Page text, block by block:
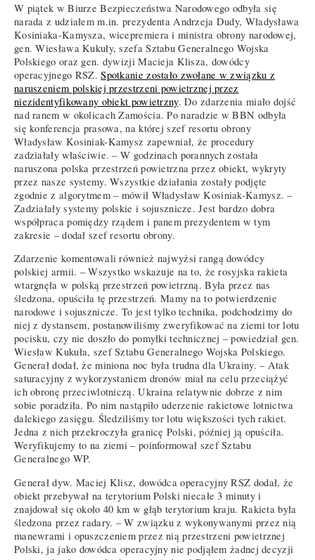
W piątek w Biurze Bezpieczeństwa Narodowego odbyła się
narada z udziałem m.in. prezydenta Andrzeja Dudy, Władysława
Kosiniaka-Kamysza, wicepremiera i ministra obrony narodowej,
gen. Wiesława Kukuły, szefa Sztabu Generalnego Wojska
Polskiego oraz gen. dywizji Macieja Klisza, dowódcy
operacyjnego RSZ.Spotkanie zostało zwołane w związku z
naruszeniem polskiej przestrzeni powietrznej przez
niezidentyfikowany obiekt powietrzny. Do zdarzenia miało dojść
nad ranem w okolicach Zamościa. Po naradzie w BBN odbyła
się konferencja prasowa, na której szef resortu obrony
Władysław Kosiniak-Kamysz zapewniał, że procedury
zadziałały właściwie. – W godzinach porannych została
naruszona polska przestrzeń powietrzna przez obiekt, wykryty
przez nasze systemy. Wszystkie działania zostały podjęte
zgodnie z algorytmem – mówił Władysław Kosiniak-Kamysz. –
Zadziałały systemy polskie i sojusznicze. Jest bardzo dobra
współpraca pomiędzy rządem i panem prezydentem w tym
zakresie – dodał szef resortu obrony.
Zdarzenie komentowali również najwyżsi rangą dowódcy
polskiej armii. – Wszystko wskazuje na to, że rosyjska rakieta
wtargnęła w polską przestrzeń powietrzną. Była przez nas
śledzona, opuściła tę przestrzeń. Mamy na to potwierdzenie
narodowe i sojusznicze. To jest tylko technika, podchodzimy do
niej z dystansem, postanowiliśmy zweryfikować na ziemi tor lotu
pocisku, czy nie doszło do pomyłki technicznej – powiedział gen.
Wiesław Kukuła, szef Sztabu Generalnego Wojska Polskiego.
Generał dodał, że miniona noc była trudna dla Ukrainy. – Atak
saturacyjny z wykorzystaniem dronów miał na celu przeciążyć
ich obronę przeciwlotniczą. Ukraina relatywnie dobrze z nim
sobie poradziła. Po nim nastąpiło uderzenie rakietowe lotnictwa
dalekiego zasięgu. Śledziliśmy tor lotu większości tych rakiet.
Jedna z nich przekroczyła granicę Polski, później ją opuściła.
Weryfikujemy to na ziemi – poinformował szef Sztabu
Generalnego WP.
Generał dyw. Maciej Klisz, dowódca operacyjny RSZ dodał, że
obiekt przebywał na terytorium Polski niecałe 3 minuty i
znajdował się około 40 km w głąb terytorium kraju. Rakieta była
śledzona przez radary. – W związku z wykonywanymi przez nią
manewrami i opuszczeniem przez nią przestrzeni powietrznej
Polski, ja jako dowódca operacyjny nie podjąłem żadnej decyzji